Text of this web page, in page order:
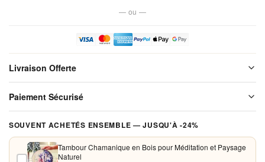
Apaisante
— ou —
Livraison Offerte
soigneusement emballé avant expédition. Aucun frais de port, jamais.
Paiement Sécurisé
acceptons Visa, Mastercard, PayPal et Apple Pay. Aucune donnée
bancaire n'est conservée sur nos serveurs.
SOUVENT ACHETÉS ENSEMBLE — JUSQU'À -24%
Tambour Chamanique en Bois pour Méditation et Paysage
Naturel